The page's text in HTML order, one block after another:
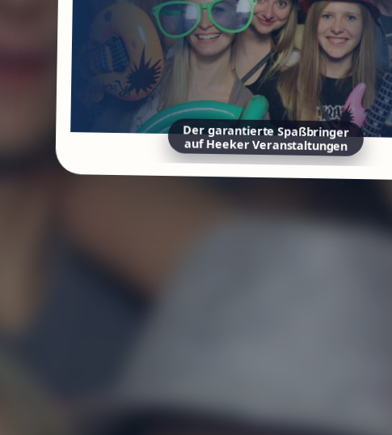
Der garantierte Spaßbringer
auf Heeker Veranstaltungen